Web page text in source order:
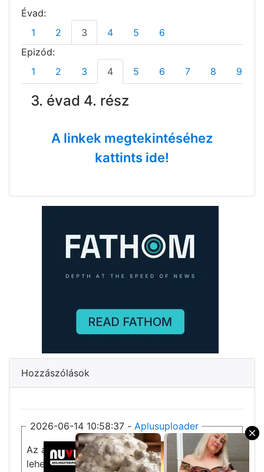
×
Évad:
1
2 3 4 5
6
Epizód:
1
2 3 4 5 6 7 8 9
3. évad 4. rész
A linkek megtekintéséhez
kattints ide!
Hozzászólások
2026-06-14 10:58:37 - Aplusuploader
Az általam beküldött linkek többnyelvűek
lehetnek.